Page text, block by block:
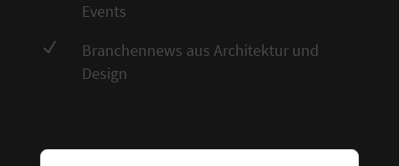
Events
N
Branchennews aus Architektur und
Design